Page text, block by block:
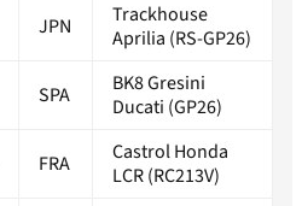
JPN
Trackhouse
Aprilia (RS-GP26)
SPA
BK8 Gresini
Ducati (GP26)
FRA
Castrol Honda
LCR (RC213V)